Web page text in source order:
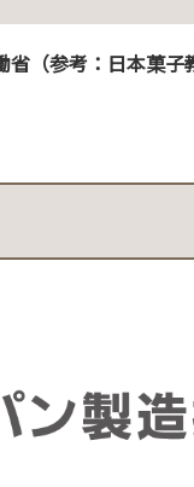
（参考：日本菓子